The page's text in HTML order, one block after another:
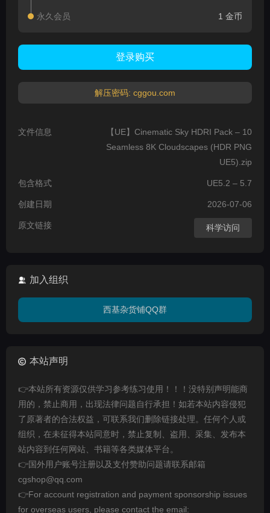
永久会员 1 金币
登录购买
解压密码: cggou.com
文件信息
【UE】Cinematic Sky HDRI Pack – 10
Seamless 8K Cloudscapes (HDR PNG
UE5).zip
包含格式 UE5.2 – 5.7
创建日期 2026-07-06
原文链接 科学访问
加入组织
西基杂货铺QQ群
本站声明
👉本站所有资源仅供学习参考练习使用！！！没特别声明能商
用的，禁止商用，出现法律问题自行承担！如若本站内容侵犯
了原著者的合法权益，可联系我们删除链接处理。任何个人或
组织，在未征得本站同意时，禁止复制、盗用、采集、发布本
站内容到任何网站、书籍等各类媒体平台。
👉国外用户账号注册以及支付赞助问题请联系邮箱
cgshop@qq.com
👉For account registration and payment sponsorship issues
for overseas users, please contact the email: